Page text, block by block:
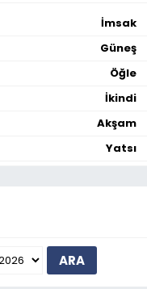
İmsak
Güneş
Öğle
İkindi
Akşam
Yatsı
ARA